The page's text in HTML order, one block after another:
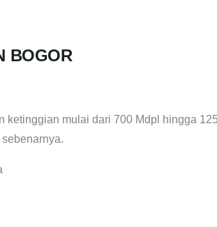
BOGOR
ketinggian mulai dari 700 Mdpl hingga